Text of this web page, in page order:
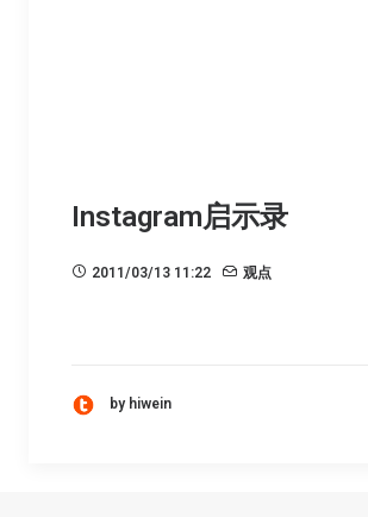
Instagram启示录
2011/03/13 11:22 观点
by hiwein